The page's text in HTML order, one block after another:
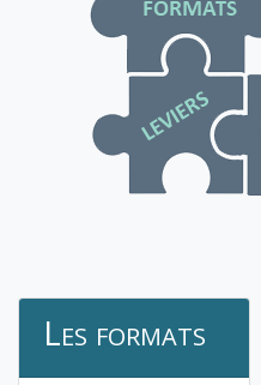
Les formats